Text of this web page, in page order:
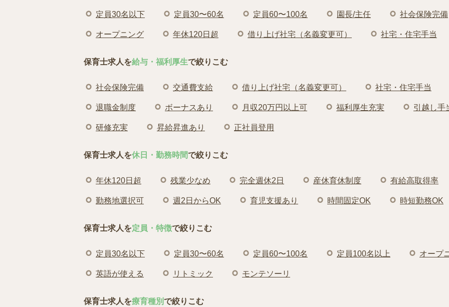
定員30名以下 定員30〜60名 定員60〜100名 園長/主任 社会保険完備
オープニング 年休120日超 借り上げ社宅（名義変更可） 社宅・住宅手当
保育士求人を給与・福利厚生で絞りこむ
社会保険完備 交通費支給 借り上げ社宅（名義変更可） 社宅・住宅手当
退職金制度 ボーナスあり 月収20万円以上可 福利厚生充実 引越し手
研修充実 昇給昇進あり 正社員登用
保育士求人を休日・勤務時間で絞りこむ
年休120日超 残業少なめ 完全週休2日 産休育休制度 有給高取得率
勤務地選択可 週2日からOK 育児支援あり 時間固定OK 時短勤務OK
保育士求人を定員・特徴で絞りこむ
定員30名以下 定員30〜60名 定員60〜100名 定員100名以上 オープ
英語が使える リトミック モンテソーリ
保育士求人を療育種別で絞りこむ